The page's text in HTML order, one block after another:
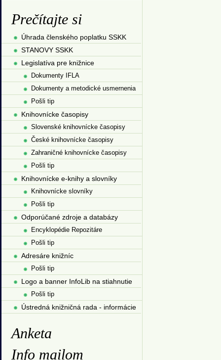
Prečítajte si
Úhrada členského poplatku SSKK
STANOVY SSKK
Legislatíva pre knižnice
Dokumenty IFLA
Dokumenty a metodické usmernenia
Pošli tip
Knihovnícke časopisy
Slovenské knihovnícke časopisy
České knihovnícke časopisy
Zahraničné knihovnícke časopisy
Pošli tip
Knihovnícke e-knihy a slovníky
Knihovnícke slovníky
Pošli tip
Odporúčané zdroje a databázy
Encyklopédie Repozitáre
Pošli tip
Adresáre knižníc
Pošli tip
Logo a banner InfoLib na stiahnutie
Pošli tip
Ústredná knižničná rada - informácie
Anketa
Info mailom